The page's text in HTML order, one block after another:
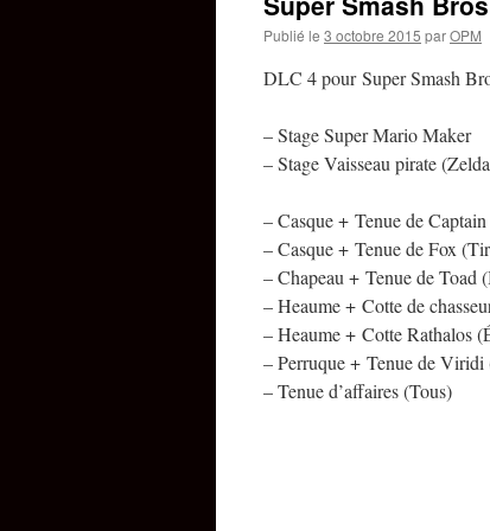
Publié le 3 octobre 2015 parOPM
DLC 4 pour Super Smash
– Stage Super Mario Maker
– Stage Vaisseau pirate
– Casque + Tenue de
– Casque + Tenue de Fox
– Chapeau + Tenue de Toad
– Heaume + Cotte de
– Heaume + Cotte Rathalos
– Perruque + Tenue de
– Tenue d’affaires (Tous)